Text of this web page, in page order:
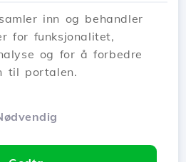
inn og behandler
for funksjonalitet,
og for å forbedre
til portalen.